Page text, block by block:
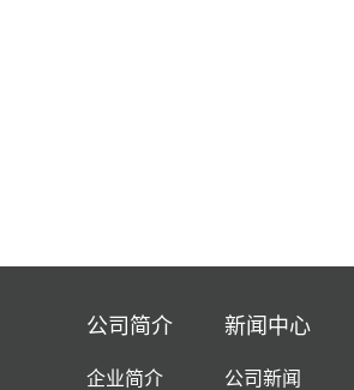
公司简介
企业简介
新闻中心
公司新闻